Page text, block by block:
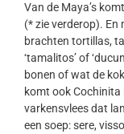
Van de Maya’s
(* zie verderop). En
brachten tortillas,
‘tamalitos’ of
bonen of wat de
komt ook Cochinita
varkensvlees dat
een soep: sere,